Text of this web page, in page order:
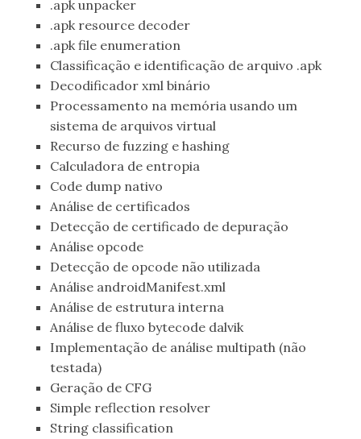
.apk unpacker
.apk resource decoder
.apk file enumeration
Classificação e identificação de arquivo .apk
Decodificador xml binário
Processamento na memória usando um
sistema de arquivos virtual
Recurso de fuzzing e hashing
Calculadora de entropia
Code dump nativo
Análise de certificados
Detecção de certificado de depuração
Análise opcode
Detecção de opcode não utilizada
Análise androidManifest.xml
Análise de estrutura interna
Análise de fluxo bytecode dalvik
Implementação de análise multipath (não
testada)
Geração de CFG
Simple reflection resolver
String classification